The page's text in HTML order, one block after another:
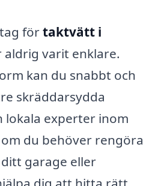
förtaktvätt i
aldrig varit enklare.
kan du snabbt och
skräddarsydda
lokala experter inom
du behöver rengöra
garage eller